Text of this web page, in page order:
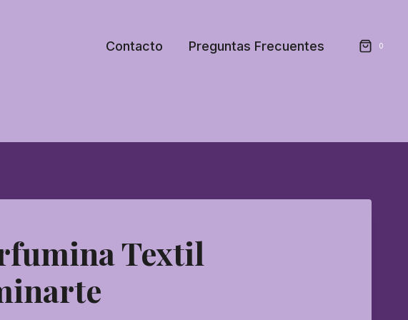
Contacto Preguntas Frecuentes 0
Textil